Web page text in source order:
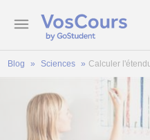
Blog Sciences Calculer